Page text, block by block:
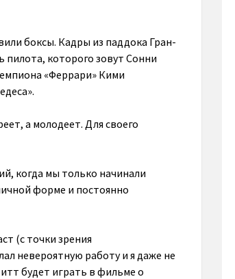
боксы. Кадры из паддока Гран-
которого зовут Сонни
«Феррари» Кими
а молодеет. Для своего
когда мы только начинали
форме и постоянно
(с точки зрения
невероятную работу и я даже не
будет играть в фильме о